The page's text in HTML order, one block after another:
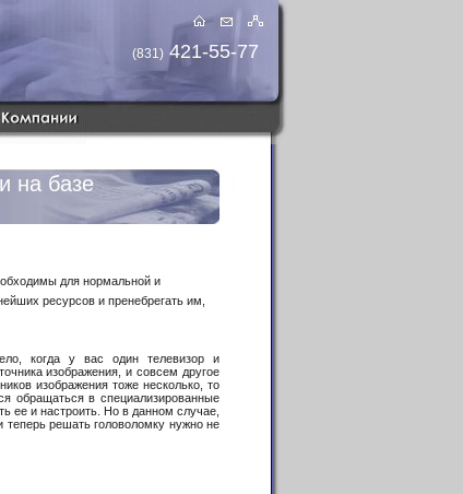
(831) 421-55-77
на базе
для нормальной и
ресурсов и пренебрегать им,
когда у вас один телевизор и
изображения, и совсем другое
изображения тоже несколько, то
обращаться в специализированные
ее и настроить. Но в данном случае,
решать головоломку нужно не